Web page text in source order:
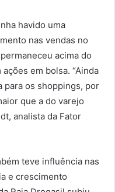
havido uma
nas vendas no
acima do
em bolsa. “Ainda
para os shoppings, por
que a do varejo
analista da Fator
teve influência nas
e crescimento